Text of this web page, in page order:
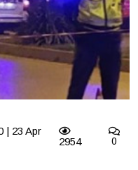
| 23 Apr
2954 0